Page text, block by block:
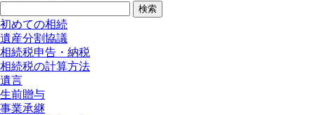
初めての相続
遺産分割協議
相続税申告・納税
相続税の計算方法
遺言
生前贈与
事業承継